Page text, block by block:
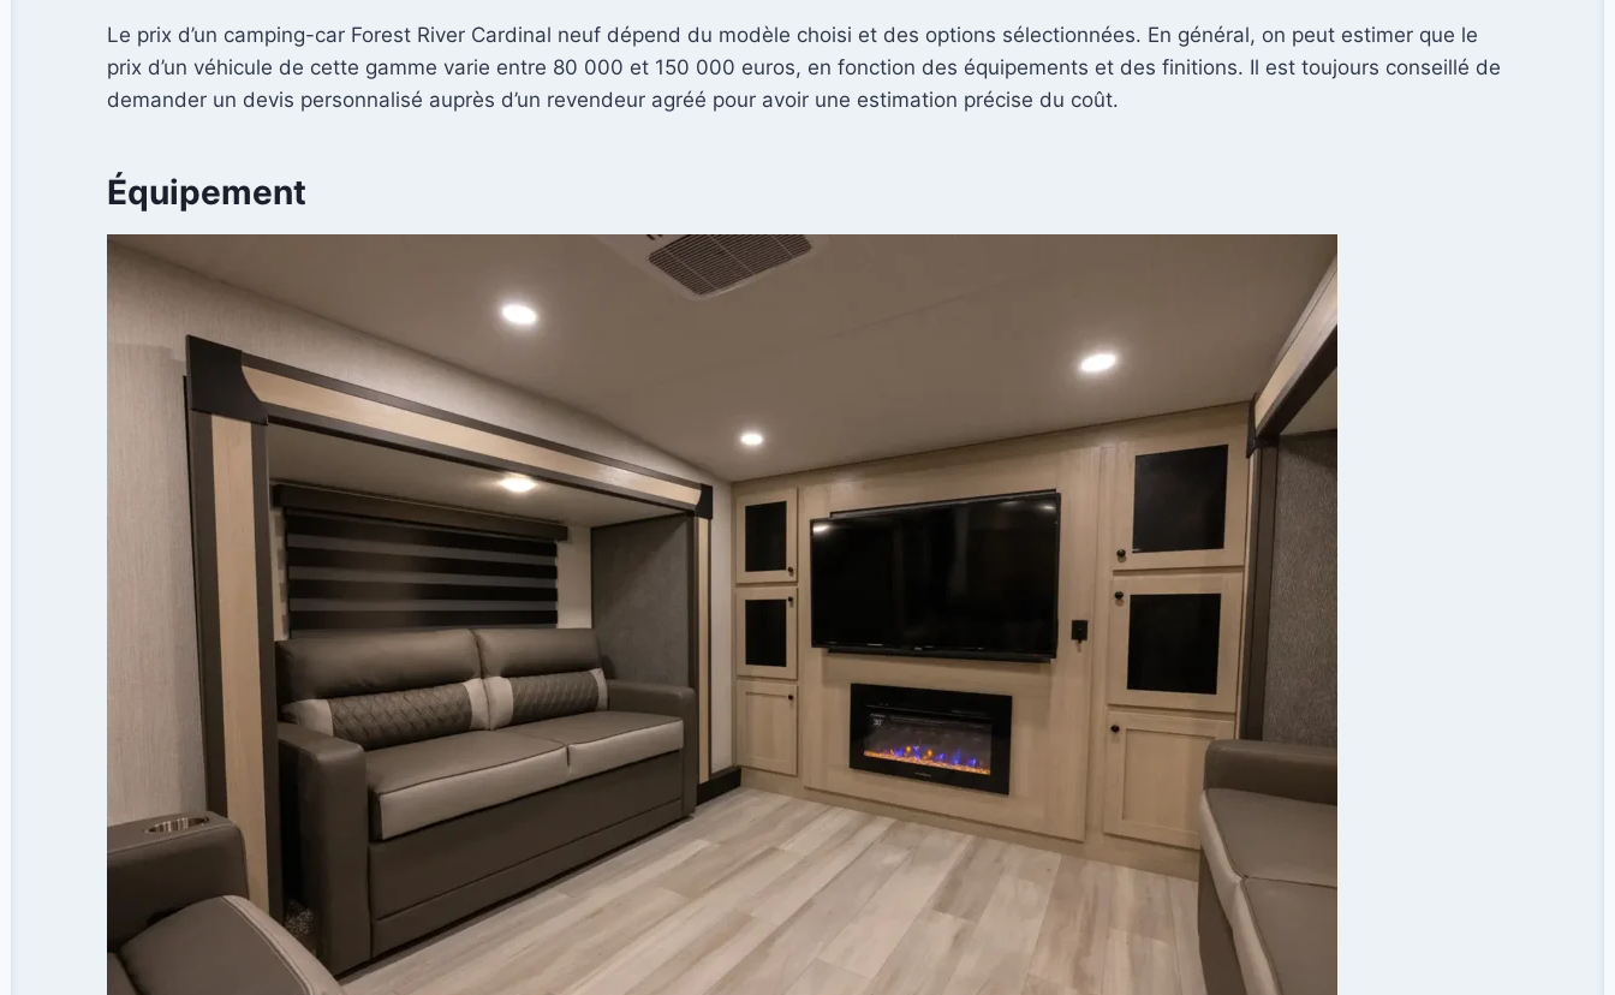
Le prix d’un camping-car Forest River Cardinal neuf dépend du modèle choisi et des options sélectionnées. En général, on peut estimer que le
prix d’un véhicule de cette gamme varie entre 80 000 et 150 000 euros, en fonction des équipements et des finitions. Il est toujours conseillé de
demander un devis personnalisé auprès d’un revendeur agréé pour avoir une estimation précise du coût.
Équipement